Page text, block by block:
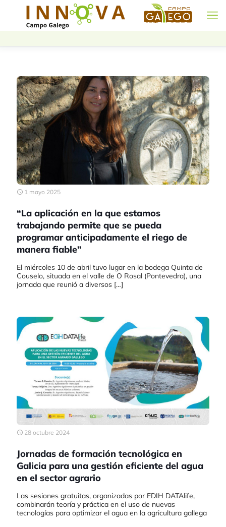
1 mayo 2025
“La aplicación en la que estamos
trabajando permite que se pueda
programar anticipadamente el riego de
manera fiable”
El miércoles 10 de abril tuvo lugar en la bodega Quinta de
Couselo, situada en el valle de O Rosal (Pontevedra), una
jornada que reunió a diversos […]
28 octubre 2024
Jornadas de formación tecnológica en
Galicia para una gestión eficiente del agua
en el sector agrario
Las sesiones gratuitas, organizadas por EDIH DATAlife,
combinarán teoría y práctica en el uso de nuevas
tecnologías para optimizar el agua en la agricultura gallega